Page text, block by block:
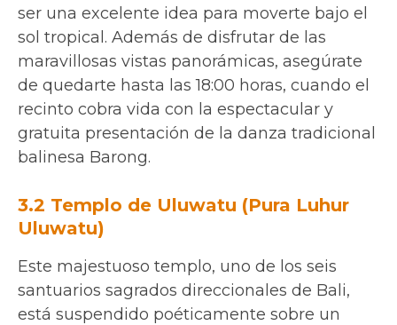
ser una excelente idea para moverte bajo el
sol tropical. Además de disfrutar de las
maravillosas vistas panorámicas, asegúrate
de quedarte hasta las 18:00 horas, cuando el
recinto cobra vida con la espectacular y
gratuita presentación de la danza tradicional
balinesa Barong.
3.2 Templo de Uluwatu (Pura Luhur
Uluwatu)
Este majestuoso templo, uno de los seis
santuarios sagrados direccionales de Bali,
está suspendido poéticamente sobre un